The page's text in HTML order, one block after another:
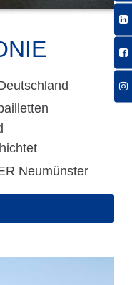
Neumünster